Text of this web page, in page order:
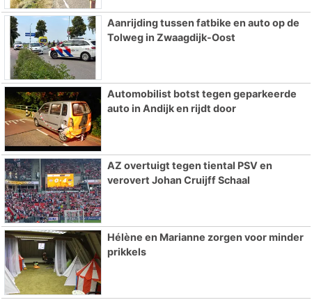
Aanrijding tussen fatbike en auto op de
Tolweg in Zwaagdijk-Oost
Automobilist botst tegen geparkeerde
auto in Andijk en rijdt door
AZ overtuigt tegen tiental PSV en
verovert Johan Cruijff Schaal
Hélène en Marianne zorgen voor minder
prikkels